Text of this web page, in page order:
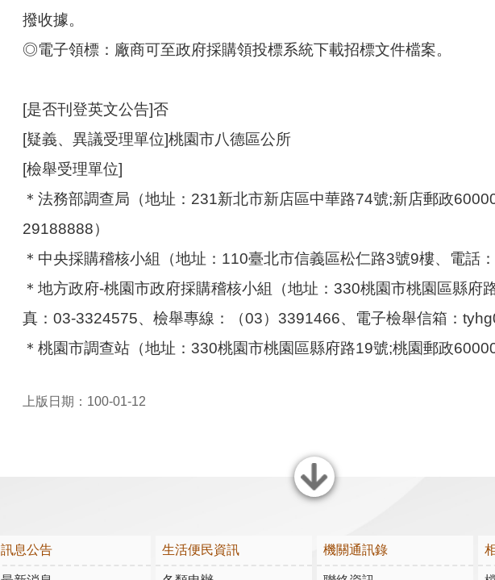
撥收據。
◎電子領標：廠商可至政府採購領投標系統下載招標文件檔案。
[是否刊登英文公告]否
[疑義、異議受理單位]桃園市八德區公所
[檢舉受理單位]
＊法務部調查局（地址：231新北市新店區中華路74號;新店郵政
29188888）
＊中央採購稽核小組（地址：110臺北市信義區松仁路3號9樓、電話
＊地方政府-桃園市政府採購稽核小組（地址：330桃園市桃園區縣
真：03-3324575、檢舉專線：（03）3391466、電子檢舉信箱：
＊桃園市調查站（地址：330桃園市桃園區縣府路19號;桃園郵政
上版日期：100-01-12
關閉
訊息公告 生活便民資訊 機關通訊錄